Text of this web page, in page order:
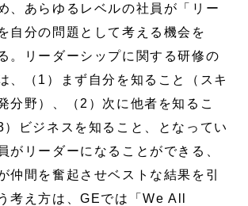
、あらゆるレベルの社員が「リー
自分の問題として考える機会を
。リーダーシップに関する研修の
、（1）まず自分を知ること（スキ
分野）、（2）次に他者を知るこ
）ビジネスを知ること、となってい
がリーダーになることができる、
仲間を奮起させベストな結果を引
考え方は、GEでは「We All